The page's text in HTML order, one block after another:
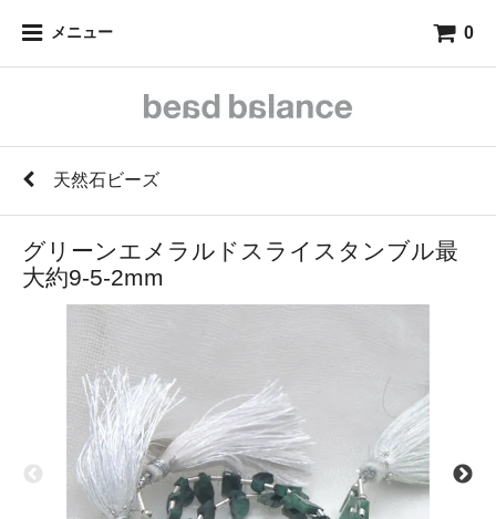
メニュー 0
天然石ビーズ
グリーンエメラルドスライスタンブル最
大約9-5-2mm